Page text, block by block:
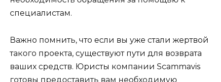
специалистам.
Важно помнить, что если вы уже стали жертвой
такого проекта, существуют пути для возврата
ваших средств. Юристы компании Scammavis
готовы предоставить вам необходимую